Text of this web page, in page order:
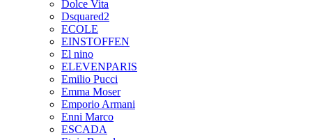
Dolce Vita
Dsquared2
ECOLE
EINSTOFFEN
El nino
ELEVENPARIS
Emilio Pucci
Emma Moser
Emporio Armani
Enni Marco
ESCADA